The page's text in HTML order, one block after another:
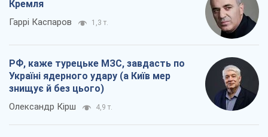
Кремля
Гаррі Каспаров 1,3 т.
РФ, каже турецьке МЗС, завдасть по
Україні ядерного удару (а Київ мер
знищує й без цього)
Олександр Кірш 4,9 т.